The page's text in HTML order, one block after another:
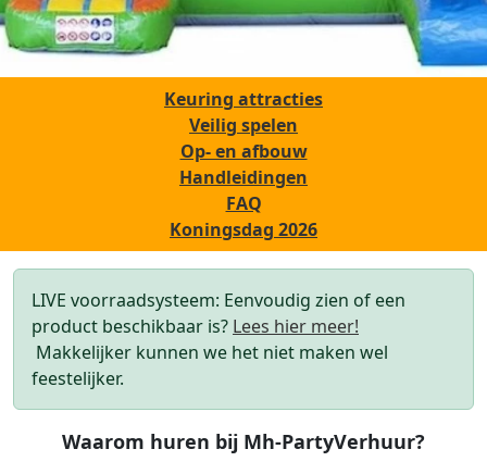
Keuring attracties
Veilig spelen
Op- en afbouw
Handleidingen
FAQ
Koningsdag 2026
LIVE voorraadsysteem: Eenvoudig zien of een
product beschikbaar is? Lees hier meer!
Makkelijker kunnen we het niet maken wel
feestelijker.
Waarom huren bij Mh-PartyVerhuur?